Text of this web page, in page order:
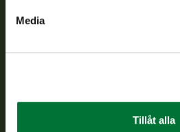
Media
Tillåt alla